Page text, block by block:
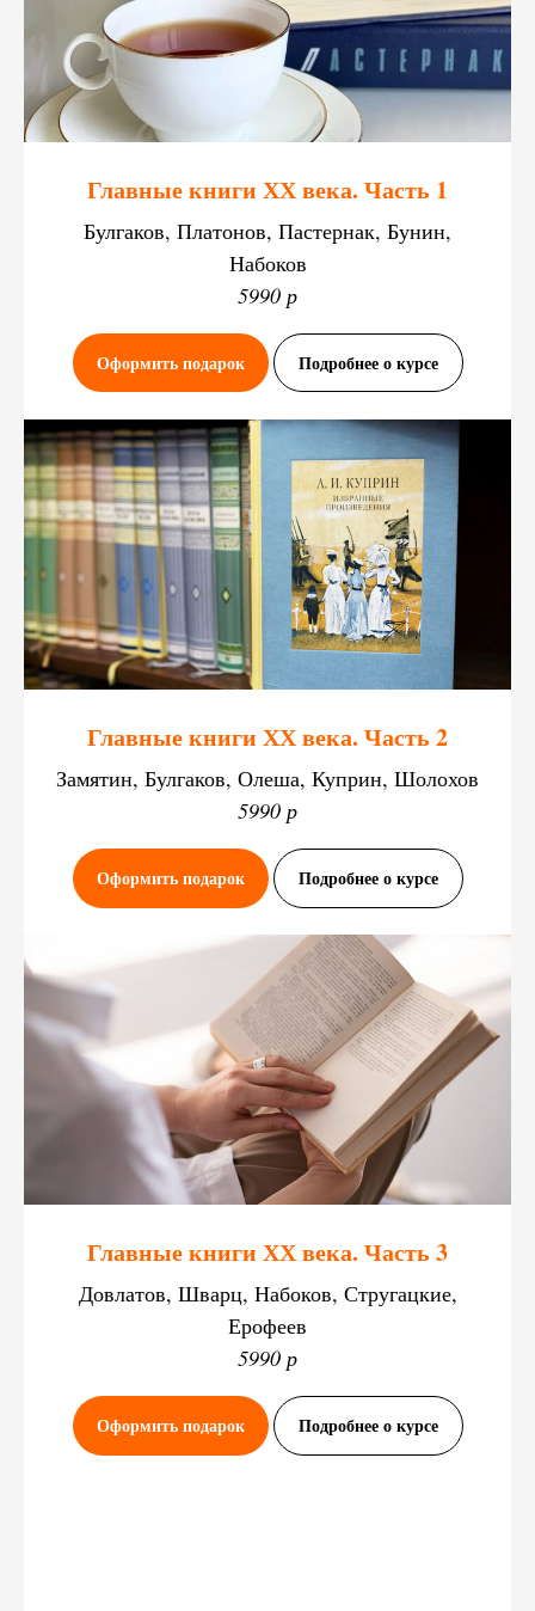
Главные книги ХХ века. Часть 1
Булгаков, Платонов, Пастернак, Бунин,
Набоков
5990 р
Оформить подарок Подробнее о курсе
Главные книги ХХ века. Часть 2
Замятин, Булгаков, Олеша, Куприн, Шолохов
5990 р
Оформить подарок Подробнее о курсе
Главные книги ХХ века. Часть 3
Довлатов, Шварц, Набоков, Стругацкие,
Ерофеев
5990 р
Оформить подарок Подробнее о курсе